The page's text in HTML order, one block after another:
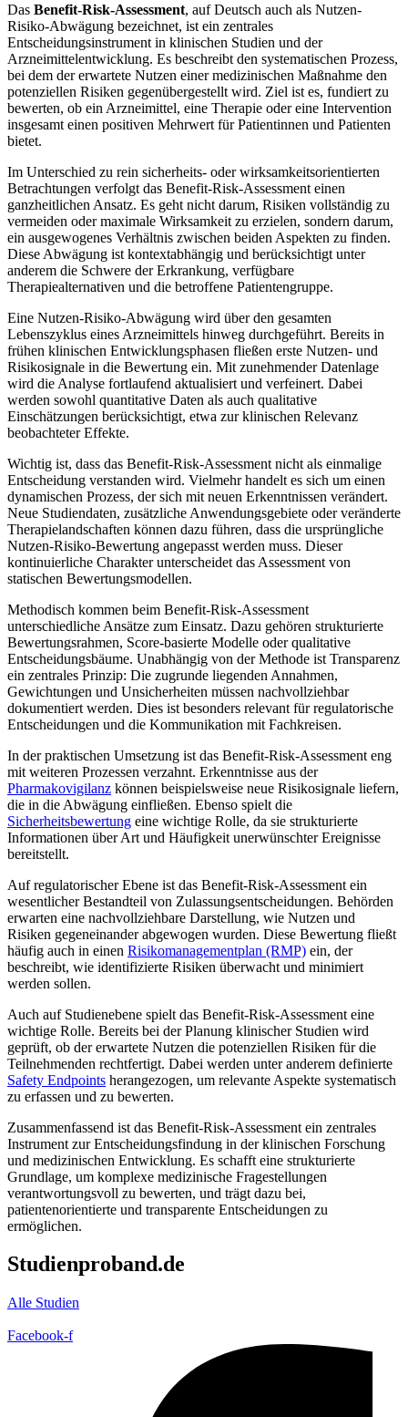
Das Benefit-Risk-Assessment, auf Deutsch auch als Nutzen-
Risiko-Abwägung bezeichnet, ist ein zentrales
Entscheidungsinstrument in klinischen Studien und der
Arzneimittelentwicklung. Es beschreibt den systematischen Prozess,
bei dem der erwartete Nutzen einer medizinischen Maßnahme den
potenziellen Risiken gegenübergestellt wird. Ziel ist es, fundiert zu
bewerten, ob ein Arzneimittel, eine Therapie oder eine Intervention
insgesamt einen positiven Mehrwert für Patientinnen und Patienten
bietet.
Im Unterschied zu rein sicherheits- oder wirksamkeitsorientierten
Betrachtungen verfolgt das Benefit-Risk-Assessment einen
ganzheitlichen Ansatz. Es geht nicht darum, Risiken vollständig zu
vermeiden oder maximale Wirksamkeit zu erzielen, sondern darum,
ein ausgewogenes Verhältnis zwischen beiden Aspekten zu finden.
Diese Abwägung ist kontextabhängig und berücksichtigt unter
anderem die Schwere der Erkrankung, verfügbare
Therapiealternativen und die betroffene Patientengruppe.
Eine Nutzen-Risiko-Abwägung wird über den gesamten
Lebenszyklus eines Arzneimittels hinweg durchgeführt. Bereits in
frühen klinischen Entwicklungsphasen fließen erste Nutzen- und
Risikosignale in die Bewertung ein. Mit zunehmender Datenlage
wird die Analyse fortlaufend aktualisiert und verfeinert. Dabei
werden sowohl quantitative Daten als auch qualitative
Einschätzungen berücksichtigt, etwa zur klinischen Relevanz
beobachteter Effekte.
Wichtig ist, dass das Benefit-Risk-Assessment nicht als einmalige
Entscheidung verstanden wird. Vielmehr handelt es sich um einen
dynamischen Prozess, der sich mit neuen Erkenntnissen verändert.
Neue Studiendaten, zusätzliche Anwendungsgebiete oder veränderte
Therapielandschaften können dazu führen, dass die ursprüngliche
Nutzen-Risiko-Bewertung angepasst werden muss. Dieser
kontinuierliche Charakter unterscheidet das Assessment von
statischen Bewertungsmodellen.
Methodisch kommen beim Benefit-Risk-Assessment
unterschiedliche Ansätze zum Einsatz. Dazu gehören strukturierte
Bewertungsrahmen, Score-basierte Modelle oder qualitative
Entscheidungsbäume. Unabhängig von der Methode ist Transparenz
ein zentrales Prinzip: Die zugrunde liegenden Annahmen,
Gewichtungen und Unsicherheiten müssen nachvollziehbar
dokumentiert werden. Dies ist besonders relevant für regulatorische
Entscheidungen und die Kommunikation mit Fachkreisen.
In der praktischen Umsetzung ist das Benefit-Risk-Assessment eng
mit weiteren Prozessen verzahnt. Erkenntnisse aus der
Pharmakovigilanz können beispielsweise neue Risikosignale liefern,
die in die Abwägung einfließen. Ebenso spielt die
Sicherheitsbewertung eine wichtige Rolle, da sie strukturierte
Informationen über Art und Häufigkeit unerwünschter Ereignisse
bereitstellt.
Auf regulatorischer Ebene ist das Benefit-Risk-Assessment ein
wesentlicher Bestandteil von Zulassungsentscheidungen. Behörden
erwarten eine nachvollziehbare Darstellung, wie Nutzen und
Risiken gegeneinander abgewogen wurden. Diese Bewertung fließt
häufig auch in einen Risikomanagementplan (RMP) ein, der
beschreibt, wie identifizierte Risiken überwacht und minimiert
werden sollen.
Auch auf Studienebene spielt das Benefit-Risk-Assessment eine
wichtige Rolle. Bereits bei der Planung klinischer Studien wird
geprüft, ob der erwartete Nutzen die potenziellen Risiken für die
Teilnehmenden rechtfertigt. Dabei werden unter anderem definierte
Safety Endpoints herangezogen, um relevante Aspekte systematisch
zu erfassen und zu bewerten.
Zusammenfassend ist das Benefit-Risk-Assessment ein zentrales
Instrument zur Entscheidungsfindung in der klinischen Forschung
und medizinischen Entwicklung. Es schafft eine strukturierte
Grundlage, um komplexe medizinische Fragestellungen
verantwortungsvoll zu bewerten, und trägt dazu bei,
patientenorientierte und transparente Entscheidungen zu
ermöglichen.
Studienproband.de
Alle Studien
Facebook-f